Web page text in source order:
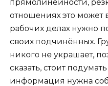
прямолинейности,
отношениях это может
рабочих делах нужно
своих подчинённых.
никого не украшает,
сказать, стоит
информация нужна